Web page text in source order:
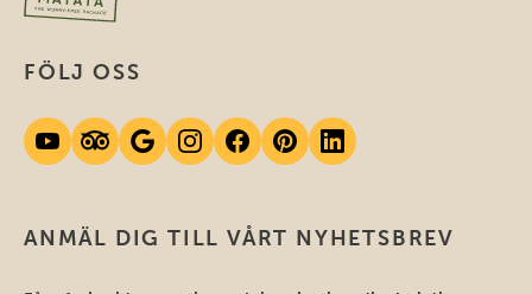
ANMÄL DIG TILL VÅRT NYHETSBREV
FÖLJ OSS